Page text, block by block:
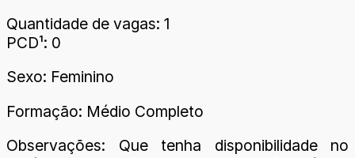
Quantidade de vagas: 1
PCD¹: 0
Sexo: Feminino
Formação: Médio Completo
Observações: Que tenha disponibilidade no